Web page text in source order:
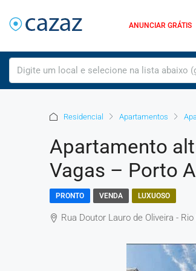
ANUNCIAR GRÁTIS
Residencial Apartamentos
Apartamento
Vagas – Porto
PRONTO VENDA LUXUOSO
Rua Doutor Lauro de Oliveira -